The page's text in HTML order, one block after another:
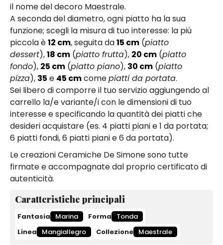
il nome del decoro Maestrale.
A seconda del diametro, ogni piatto ha la sua
funzione; scegli la misura di tuo interesse: la più
piccola è12 cm, seguita da15 cm (piatto
dessert),18 cm (piatto frutta), 20 cm (piatto
fondo), 25 cm (piatto piano), 30 cm (piatto
pizza), 35 e 45 cmcomepiatti da portata.
Sei libero di comporre il tuo servizio aggiungendo al
carrello la/e variante/i con le dimensioni di tuo
interesse e specificando la quantità dei piatti che
desideri acquistare (es. 4 piatti piani e 1 da portata;
6 piatti fondi, 6 piatti piani e 6 da portata).
Le creazioni Ceramiche De Simone sono tutte
firmate e accompagnate dal proprio certificato di
autenticità.
Caratteristiche principali
Fantasia Marina Forma
Tonda
Linea
Mangiallegro Collezione Maestrale